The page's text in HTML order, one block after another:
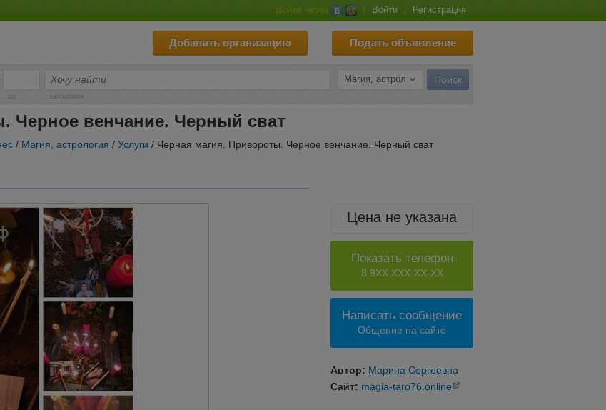
Войти через Войти Регистрация
Подать объявление
Добавить организацию
-
до заголовок
Черное венчание. Черный сват
/ Магия, астрология / Услуги / Черная магия. Привороты. Черное венчание. Черный сват
Цена не указана
Показать телефон
8 9XX XXX-XX-XX
Написать сообщение
Общение на сайте
Автор: Марина Сергеевна
Сайт: magia-taro76.online